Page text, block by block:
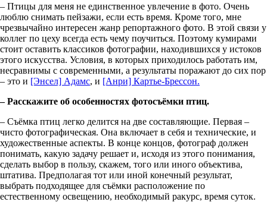
– Птицы для меня не единственное увлечение в фото. Очень
люблю снимать пейзажи, если есть время. Кроме того, мне
чрезвычайно интересен жанр репортажного фото. В этой связи у
коллег по цеху всегда есть чему поучиться. Поэтому кумирами
стоит оставить классиков фотографии, находившихся у истоков
этого искусства. Условия, в которых приходилось работать им,
несравнимы с современными, а результаты поражают до сих пор
– это и [Энсел] Адамс, и [Анри] Картье-Брессон.
– Расскажите об особенностях фотосъёмки птиц.
– Съёмка птиц легко делится на две составляющие. Первая –
чисто фотографическая. Она включает в себя и технические, и
художественные аспекты. В конце концов, фотограф должен
понимать, какую задачу решает и, исходя из этого понимания,
сделать выбор в пользу, скажем, того или иного объектива,
штатива. Предполагая тот или иной конечный результат,
выбрать подходящее для съёмки расположение по
естественному освещению, необходимый ракурс, время суток.